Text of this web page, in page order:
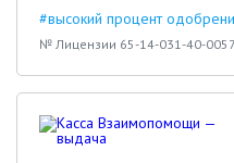
#высокий процент
№ Лицензии 65-14-031-40-